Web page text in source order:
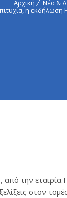
Αρχική Νέα &
η εκδήλωση
από την εταιρία
στον